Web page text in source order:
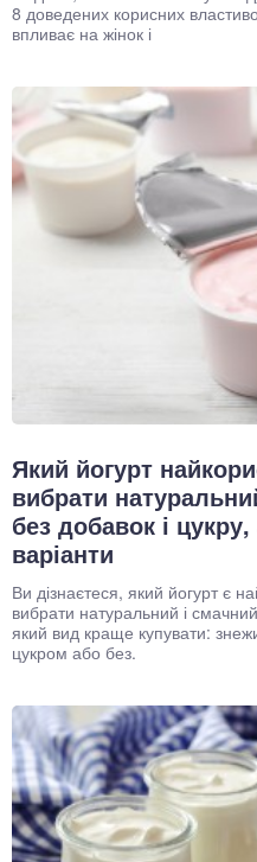
8 доведених корисних
впливає на жінок і
Який йогурт
вибрати
без добавок і
варіанти
Ви дізнаєтеся, який йогурт є
вибрати натуральний і
який вид краще купувати:
цукром або без.